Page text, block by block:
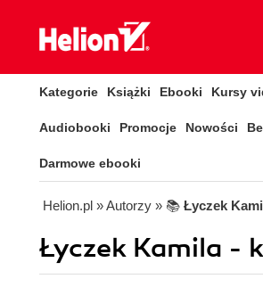
Kategorie Książki Ebooki Kursy
Audiobooki Promocje Nowości
Darmowe ebooki
Helion.pl » Autorzy » 📚 Łyczek
Łyczek Kamila -